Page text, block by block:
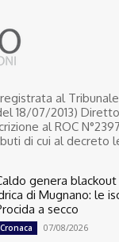
al
18/07/2013)
al ROC
di cui al decreto
genera
di Mugnano: le
a secco
Cronaca 07/08/2026